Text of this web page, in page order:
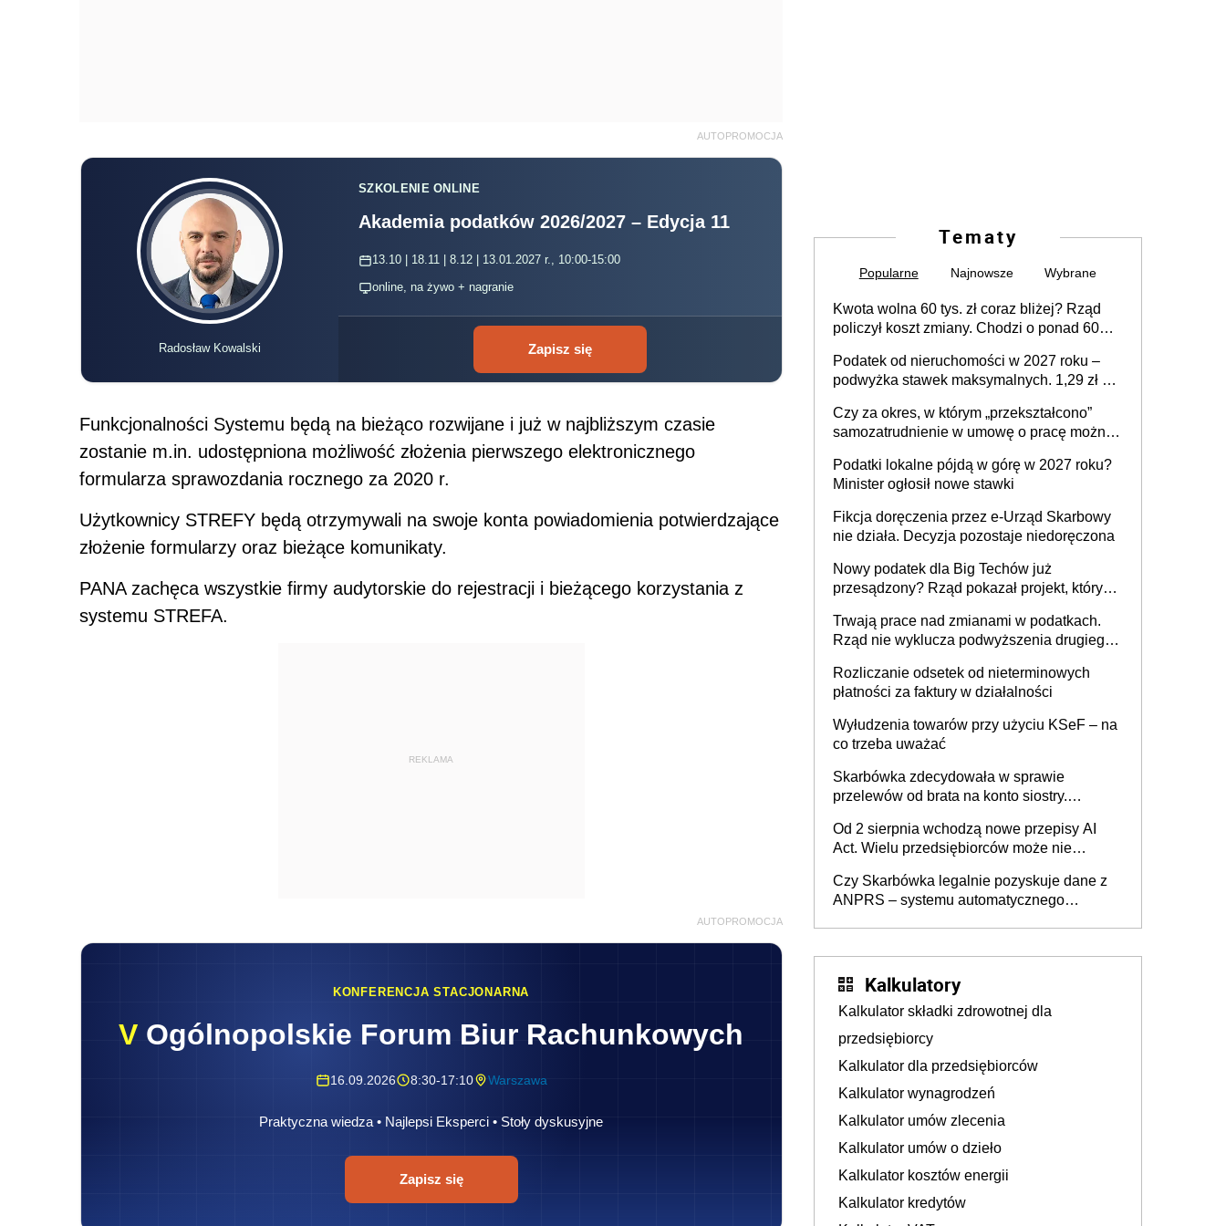
AUTOPROMOCJA
Radosław Kowalski
SZKOLENIE ONLINE
Akademia podatków 2026/2027 – Edycja 11
13.10 | 18.11 | 8.12 | 13.01.2027 r., 10:00-15:00
online, na żywo + nagranie
Zapisz się
Funkcjonalności Systemu będą na bieżąco rozwijane i już w najbliższym czasie
zostanie m.in. udostępniona możliwość złożenia pierwszego elektronicznego
formularza sprawozdania rocznego za 2020 r.
Użytkownicy STREFY będą otrzymywali na swoje konta powiadomienia potwierdzające
złożenie formularzy oraz bieżące komunikaty.
PANA zachęca wszystkie firmy audytorskie do rejestracji i bieżącego korzystania z
systemu STREFA.
REKLAMA
AUTOPROMOCJA
KONFERENCJA STACJONARNA
V Ogólnopolskie Forum Biur Rachunkowych
16.09.2026 8:30-17:10 Warszawa
Praktyczna wiedza • Najlepsi Eksperci • Stoły dyskusyjne
Zapisz się
Tematy
Popularne Najnowsze Wybrane
Kwota wolna 60 tys. zł coraz bliżej? Rząd
policzył koszt zmiany. Chodzi o ponad 60
Podatek od nieruchomości w 2027 roku –
podwyżka stawek maksymalnych. 1,29 zł za
budynków i lokali związanych z
prowadzeniem działalności gospodarczej
Czy za okres, w którym „przekształcono”
samozatrudnienie w umowę o pracę można
umowy cywilnoprawnej jedynym
racjonalnym wyjściem
Podatki lokalne pójdą w górę w 2027 roku?
Minister ogłosił nowe stawki
Fikcja doręczenia przez e-Urząd Skarbowy
nie działa. Decyzja pozostaje niedoręczona
Nowy podatek dla Big Techów już
przesądzony? Rząd pokazał projekt, który
Trwają prace nad zmianami w podatkach.
Rząd nie wyklucza podwyższenia drugiego
Rozliczanie odsetek od nieterminowych
płatności za faktury w działalności
Wyłudzenia towarów przy użyciu KSeF – na
co trzeba uważać
Skarbówka zdecydowała w sprawie
przelewów od brata na konto siostry.
darowizna, ale podatku jednak nie będzie
Od 2 sierpnia wchodzą nowe przepisy AI
Act. Wielu przedsiębiorców może nie
Czy Skarbówka legalnie pozyskuje dane z
ANPRS – systemu automatycznego
Kalkulatory
Kalkulator składki zdrowotnej dla
przedsiębiorcy
Kalkulator dla przedsiębiorców
Kalkulator wynagrodzeń
Kalkulator umów zlecenia
Kalkulator umów o dzieło
Kalkulator kosztów energii
Kalkulator kredytów